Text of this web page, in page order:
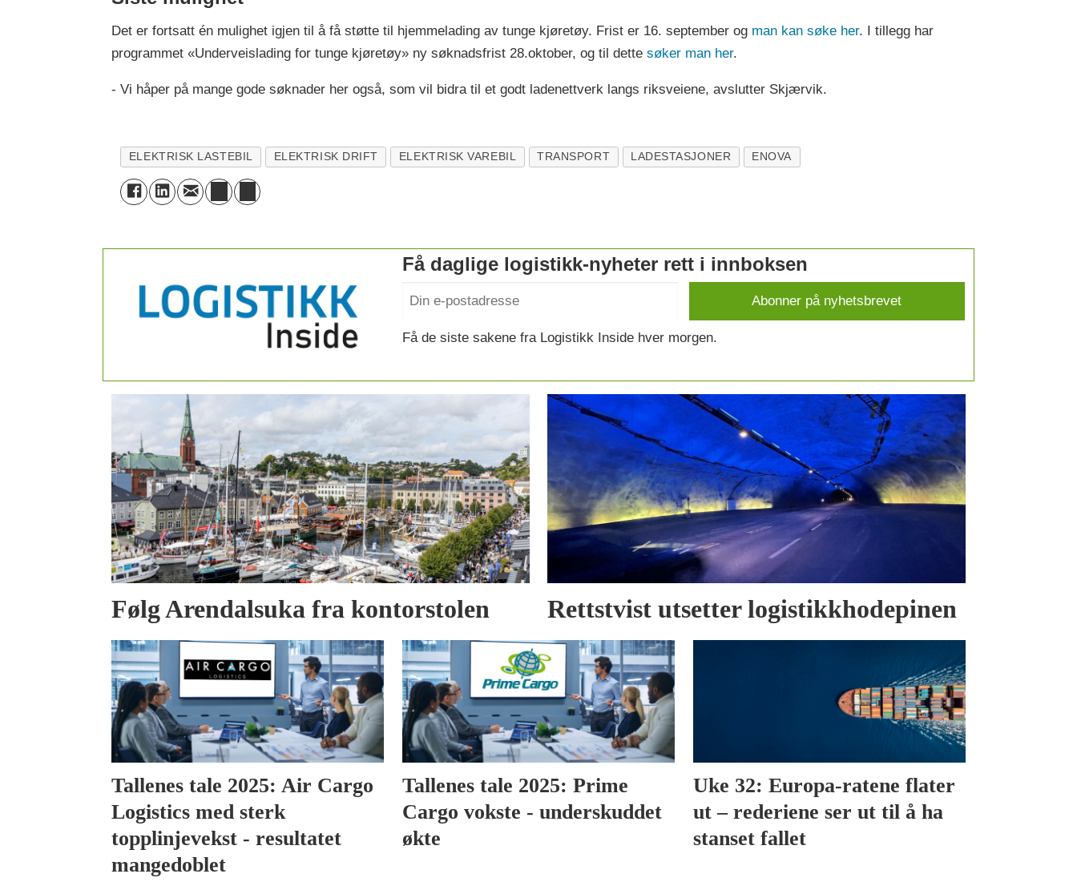
Det er fortsatt én mulighet igjen til å få støtte til hjemmelading av tunge kjøretøy. Frist er 16. september og man kan søke her. I tillegg har
programmet «Underveislading for tunge kjøretøy» ny søknadsfrist 28.oktober, og til dettesøker man her.
- Vi håper på mange gode søknader her også, som vil bidra til et godt ladenettverk langs riksveiene, avslutter Skjærvik.
ELEKTRISK LASTEBIL ELEKTRISK DRIFT ELEKTRISK VAREBIL TRANSPORT LADESTASJONER ENOVA
Få daglige logistikk-nyheter rett i innboksen
Få de siste sakene fra Logistikk Inside hver morgen.
Følg Arendalsuka fra kontorstolen Rettstvist utsetter logistikkhodepinen
Tallenes tale 2025: Air Cargo
Logistics med sterk
topplinjevekst - resultatet
mangedoblet
Tallenes tale 2025: Prime
Cargo vokste - underskuddet
økte
Uke 32: Europa-ratene flater
ut – rederiene ser ut til å ha
stanset fallet